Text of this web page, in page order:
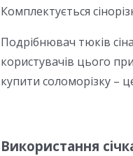
Комплектується
Подрібнювач тюків
користувачів цього
купити соломорізку –
Використання